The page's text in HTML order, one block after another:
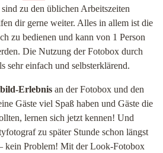
zu den üblichen Arbeitszeiten
dir gerne weiter. Alles in allem ist die
zu bedienen und kann von 1 Person
Die Nutzung der Fotobox durch
sehr einfach und selbsterklärend.
Erlebnis an der Fotobox und den
Gäste viel Spaß haben und Gäste die
lernen sich jetzt kennen! Und
zu später Stunde schon längst
kein Problem! Mit der Look-Fotobox